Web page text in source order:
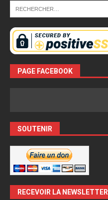
PAGE FACEBOOK
SOUTENIR
RECEVOIR LA NEWSLETTER